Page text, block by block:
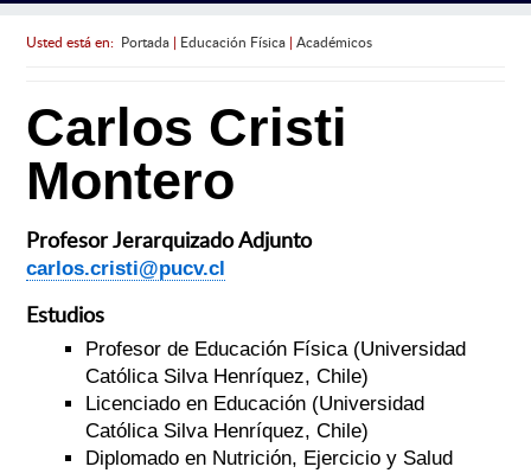
Usted está en: Portada| Educación Física| Académicos
Carlos Cristi
Montero
Profesor Jerarquizado Adjunto
carlos.cristi@pucv.cl
Estudios
Profesor de Educación Física (Universidad
Católica Silva Henríquez, Chile)
Licenciado en Educación (Universidad
Católica Silva Henríquez, Chile)
Diplomado en Nutrición, Ejercicio y Salud